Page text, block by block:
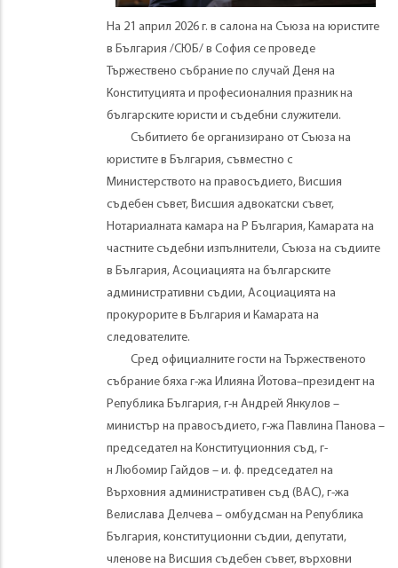
На 21 април 2026 г. в салона на Съюза на юристите
в България /СЮБ/ в София се проведе
Тържествено събрание по случай Деня на
Конституцията и професионалния празник на
българските юристи и съдебни служители.
Събитието бе организирано от Съюза на
юристите в България, съвместно с
Министерството на правосъдието, Висшия
съдебен съвет, Висшия адвокатски съвет,
Нотариалната камара на Р България, Камарата на
частните съдебни изпълнители, Съюза на съдиите
в България, Асоциацията на българските
административни съдии, Асоциацията на
прокурорите в България и Камарата на
следователите.
Сред официалните гости на Тържественото
събрание бяха г-жа Илияна Йотова–президент на
Република България, г-н Андрей Янкулов –
министър на правосъдието, г-жа Павлина Панова –
председател на Конституционния съд, г-
н Любомир Гайдов – и. ф. председател на
Върховния административен съд (ВАС), г-жа
Велислава Делчева – омбудсман на Република
България, конституционни съдии, депутати,
членове на Висшия съдебен съвет, върховни